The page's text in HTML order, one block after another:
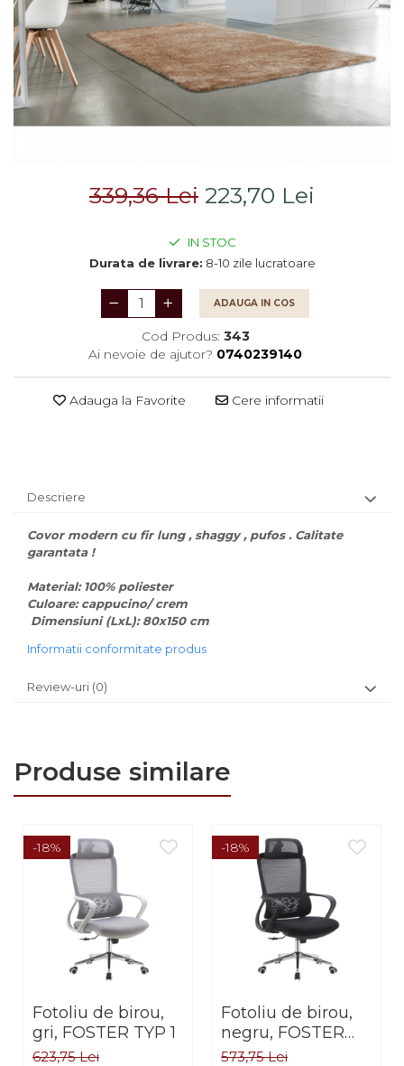
Scaune living/dining
Set mobilier Living
Seturi masa +scaune
dining
Tabureti
Seturi dormitoare
complete
Suporturi
saltea/Somiere/Gratii
pentru pat
339,36 Lei 223,70 Lei
IN STOC
Durata de livrare: 8-10 zile lucratoare
ADAUGA IN COS
Cod Produs: 343
Ai nevoie de ajutor? 0740239140
Adauga la Favorite Cere informatii
Descriere
Covor modern cu fir lung , shaggy , pufos . Calitate
garantata !
Material: 100% poliester
Culoare: cappucino/ crem
Dimensiuni (LxL): 80x150 cm
Informatii conformitate produs
Review-uri (0)
Produse similare
-18%
Fotoliu de birou,
gri, FOSTER TYP 1
623,75 Lei
-18%
Fotoliu de birou,
negru, FOSTER
TYP 1
573,75 Lei